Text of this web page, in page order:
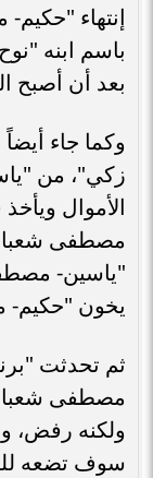
إنتهاء
باسم ابنه
بعد أن أصبح
وكما جاء
زكي"، من
مصطفى
"ياسين-
يخون
ثم تحدثت
مصطفى
ولكنه رفض،
سوف تضعه